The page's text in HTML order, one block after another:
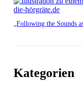
„Following the Sounds
Kategorien